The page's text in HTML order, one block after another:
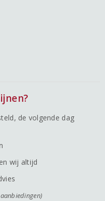
de volgende dag
wij altijd